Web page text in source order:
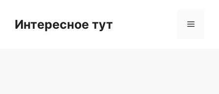
contentИнтересное тут Menu